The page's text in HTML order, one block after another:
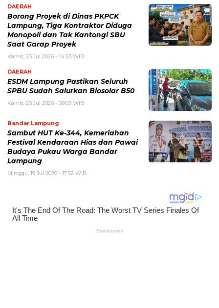
DAERAH
Borong Proyek di Dinas PKPCK
Lampung, Tiga Kontraktor Diduga
Monopoli dan Tak Kantongi SBU
Saat Garap Proyek
Kamis, 23 Jul 2026 - 14:53 WIB
DAERAH
ESDM Lampung Pastikan Seluruh
SPBU Sudah Salurkan Biosolar B50
Kamis, 23 Jul 2026 - 09:03 WIB
Bandar Lampung
Sambut HUT Ke-344, Kemeriahan
Festival Kendaraan Hias dan Pawai
Budaya Pukau Warga Bandar
Lampung
Minggu, 19 Jul 2026 - 17:52 WIB